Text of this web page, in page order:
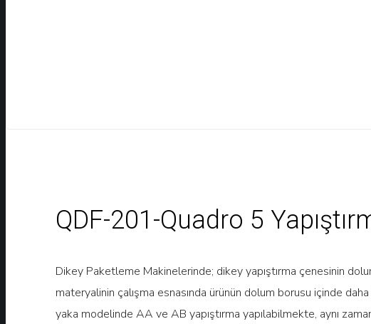
QDF-201-Quadro 5
Dikey Paketleme Makinelerinde; dikey yapıştırma çenesinin
materyalinin çalışma esnasında ürünün dolum borusu içinde
yaka modelinde AA ve AB yapıştırma yapılabilmekte, aynı